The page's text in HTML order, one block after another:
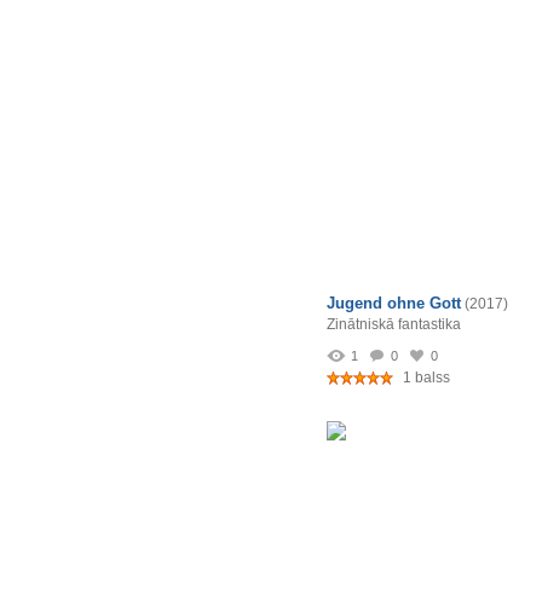
Jugend ohne Gott (2017)
Zinātniskā fantastika
1 0 0
1 balss